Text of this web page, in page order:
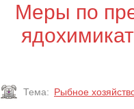
Меры по
Тема: Рыбное